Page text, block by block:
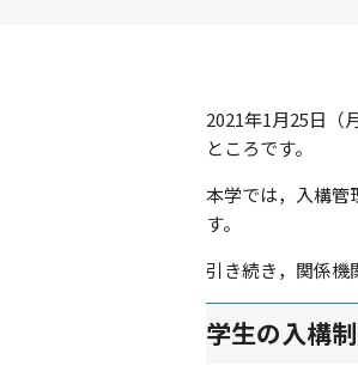
2021年1月25日（
ところです。
本学では，入構管
す。
引き続き，関係機
学生の入構